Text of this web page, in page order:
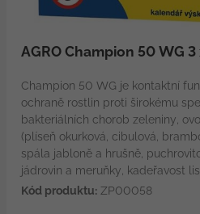
AGRO Champion 50 WG 3
Champion 50 WG je kontaktní
ochraně rostlin proti širokému
bakteriálních chorob zeleniny,
(plíseň okurková, cibulová,
spála jabloně a hrušně,
jádrovin a meruňky, kadeřavost
Kód produktu:ZP00058